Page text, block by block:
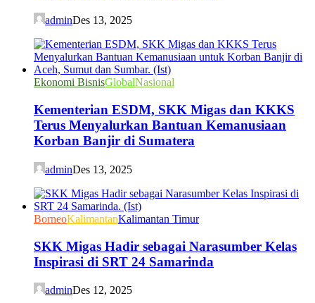
adminDes 13, 2025
Ekonomi BisnisGlobalNasional
Kementerian ESDM, SKK Migas dan KKKS
Terus Menyalurkan Bantuan Kemanusiaan
Korban Banjir di Sumatera
adminDes 13, 2025
BorneoKalimantanKalimantan Timur
SKK Migas Hadir sebagai Narasumber Kelas
Inspirasi di SRT 24 Samarinda
adminDes 12, 2025